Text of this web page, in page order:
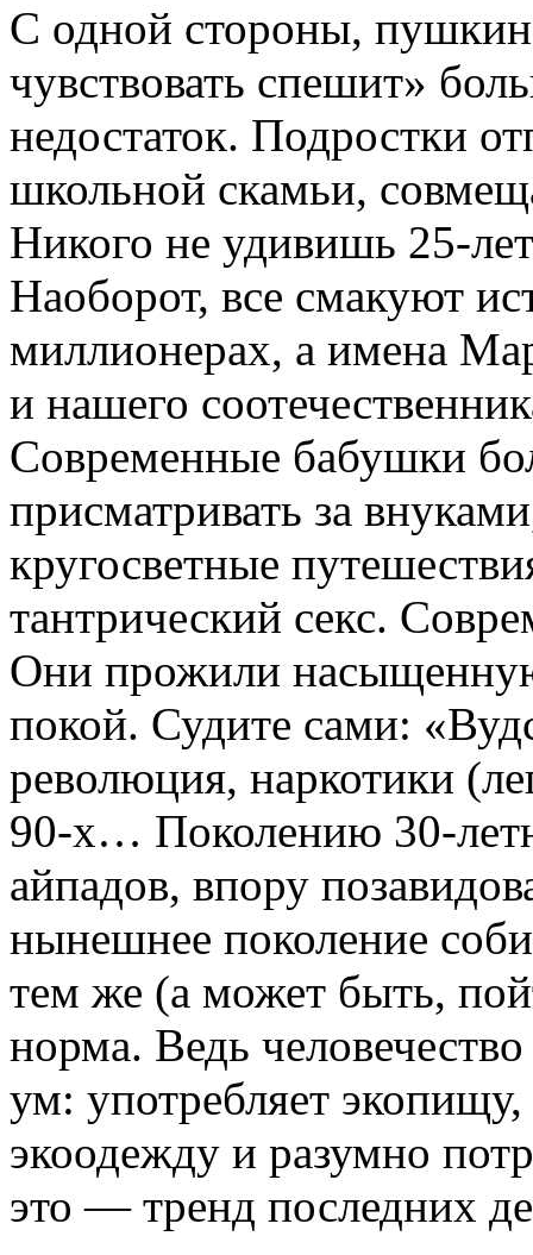
С одной стороны,
чувствовать спешит»
недостаток. Подростки
школьной скамьи,
Никого не удивишь 25-
Наоборот, все смакуют
миллионерах, а имена
и нашего
Современные бабушки
присматривать за
кругосветные
тантрический секс.
Они прожили
покой. Судите сами:
революция, наркотики
90-х… Поколению 30-
айпадов, впору
нынешнее поколение
тем же (а может быть,
норма. Ведь
ум: употребляет
экоодежду и разумно
это — тренд последних